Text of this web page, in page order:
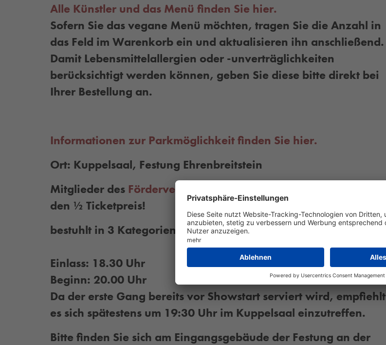
Alle Künstler und das Menü finden Sie hier.
Sofern Sie das vegane Menü möchten, tragen Sie die Anzahl in
das Feld im Warenkorb ein und aktualisieren ihn anschließend.
Damit Lebensmittelallergien oder -unverträglichkeiten
berücksichtigt werden können, geben Sie diese bitte direkt bei
Ihrer Bestellung an.
Informationen zur Parkmöglichkeit finden Sie hier.
Ort: Kuppelsaal, Festung Ehrenbreitstein
Mitglieder des Förderverein Kultur im Café Hahn e.V.
den ½ Ticketpreis!
bestuhlt in 3 Kategorien
Einlass: 18.30 Uhr
Beginn: 20.00 Uhr
Da der erste Gang bereits vor Showstart serviert wird, empfiehlt
es sich spätestens um 19:30 Uhr im Kuppelsaal einzutreffen.
Bitte finden Sie sich am Eingangsgebäude der Festung an der